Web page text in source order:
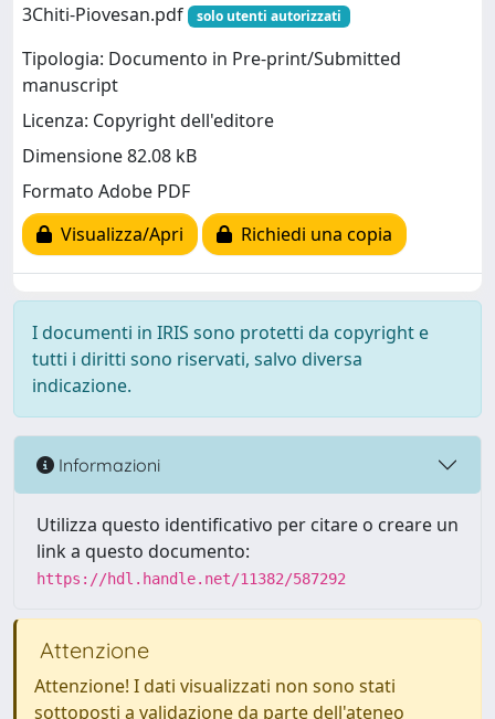
3Chiti-Piovesan.pdf
solo utenti autorizzati
Tipologia: Documento in Pre-print/Submitted
manuscript
Licenza: Copyright dell'editore
Dimensione 82.08 kB
Formato Adobe PDF
Visualizza/Apri
Richiedi una copia
I documenti in IRIS sono protetti da copyright e
tutti i diritti sono riservati, salvo diversa
indicazione.
Informazioni
Utilizza questo identificativo per citare o creare un
link a questo documento:
https://hdl.handle.net/11382/587292
Attenzione
Attenzione! I dati visualizzati non sono stati
sottoposti a validazione da parte dell'ateneo